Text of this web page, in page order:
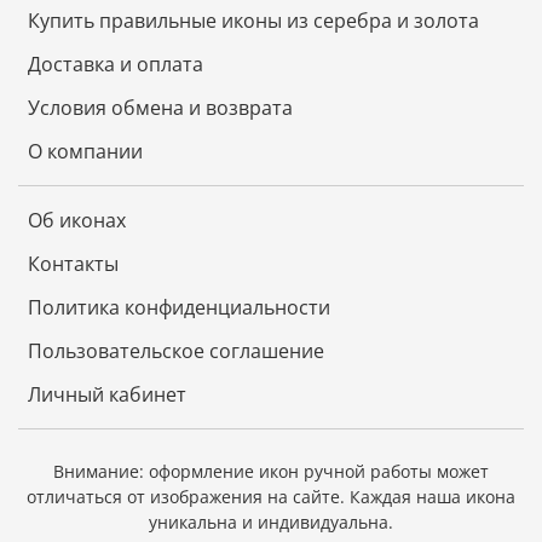
блеском долгие годы.
Купить правильные иконы из серебра и золота
Доставка и оплата
Условия обмена и возврата
О компании
Об иконах
Контакты
Политика конфиденциальности
Пользовательское соглашение
Личный кабинет
Внимание: оформление икон ручной работы может
отличаться от изображения на сайте. Каждая наша икона
уникальна и индивидуальна.